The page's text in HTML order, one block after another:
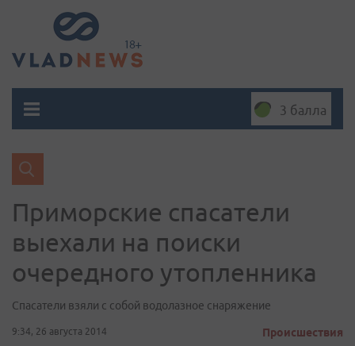
3 балла
Приморские спасатели
выехали на поиски
очередного утопленника
Спасатели взяли с собой водолазное снаряжение
9:34, 26 августа 2014 Происшествия